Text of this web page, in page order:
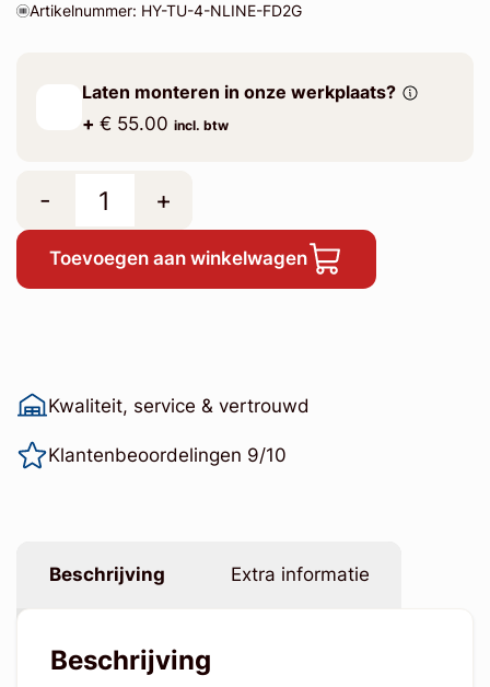
Artikelnummer: HY-TU-4-NLINE-FD2G
Laten monteren in onze werkplaats?
+ € 55.00 incl. btw
- +
Toevoegen aan winkelwagen
Kwaliteit, service & vertrouwd
Klantenbeoordelingen 9/10
Beschrijving Extra informatie
Beschrijving